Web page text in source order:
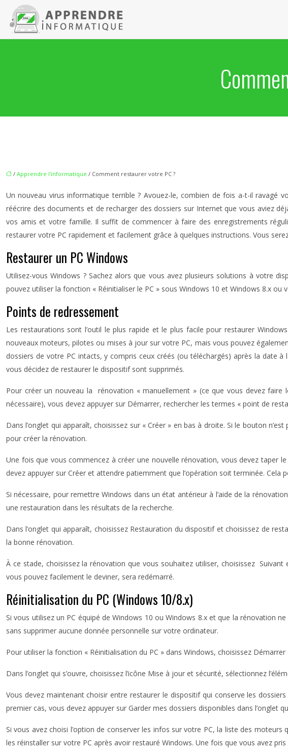
/ Apprendre l'informatique / Comment restaurer votre PC ?
Un nouveau virus informatique terrible ? Avouez-le, combien de fois a-t-il ravagé
réécrire des documents et de recharger des dossiers sur Internet que vous aviez
vos amis et votre famille. Il suffit de commencer à faire des enregistrements
restaurer votre PC rapidement et facilement grâce à quelques instructions. Vous
Restaurer un PC Windows
Utilisez-vous Windows ? Sachez alors que vous avez plusieurs solutions à votre
pouvez utiliser la fonction « Réinitialiser le PC » sous Windows 10 et Windows 8.x ou
Points de redressement
Les restaurations sont l’outil le plus rapide et le plus facile pour restaurer
nouveaux moteurs, pilotes ou mises à jour sur votre PC, mais vous pouvez
dossiers de votre PC intacts, y compris ceux créés (ou téléchargés) après la date
vous décidez de restaurer le dispositif sont supprimés.
Pour créer un nouveau la rénovation « manuellement » (ce que vous devez faire
nécessaire), vous devez appuyer sur Démarrer, rechercher les termes « point de
Dans l’onglet qui apparaît, choisissez sur « Créer » en bas à droite. Si le bouton
pour créer la rénovation.
Une fois que vous commencez à créer une nouvelle rénovation, vous devez taper
devez appuyer sur Créer et attendre patiemment que l’opération soit terminée. Cela
Si nécessaire, pour remettre Windows dans un état antérieur à l’aide de la
une restauration dans les résultats de la recherche.
Dans l’onglet qui apparaît, choisissez Restauration du dispositif et choisissez de
la bonne rénovation.
À ce stade, choisissez la rénovation que vous souhaitez utiliser, choisissez
vous pouvez facilement le deviner, sera redémarré.
Réinitialisation du PC (Windows 10/8.x)
Si vous utilisez un PC équipé de Windows 10 ou Windows 8.x et que la rénovation
sans supprimer aucune donnée personnelle sur votre ordinateur.
Pour utiliser la fonction « Réinitialisation du PC » dans Windows, choisissez
Dans l’onglet qui s’ouvre, choisissez l’icône Mise à jour et sécurité, sélectionnez
Vous devez maintenant choisir entre restaurer le dispositif qui conserve les
premier cas, vous devez appuyer sur Garder mes dossiers disponibles dans l’onglet
Si vous avez choisi l’option de conserver les infos sur votre PC, la liste des
les réinstaller sur votre PC après avoir restauré Windows. Une fois que vous avez